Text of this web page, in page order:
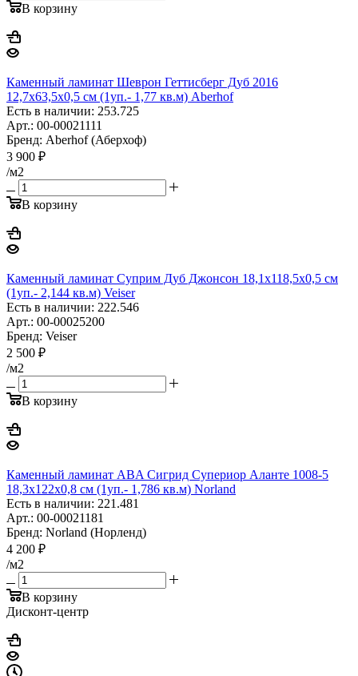
В корзину
Каменный ламинат Шеврон Геттисберг Дуб 2016
12,7x63,5x0,5 см (1уп.- 1,77 кв.м) Aberhof
Есть в наличии: 253.725
Арт.: 00-00021111
Бренд: Aberhof (Аберхоф)
3 900 ₽
/м2
В корзину
Каменный ламинат Суприм Дуб Джонсон 18,1x118,5x0,5 см
(1уп.- 2,144 кв.м) Veiser
Есть в наличии: 222.546
Арт.: 00-00025200
Бренд: Veiser
2 500 ₽
/м2
В корзину
Каменный ламинат ABA Сигрид Супериор Аланте 1008-5
18,3x122x0,8 см (1уп.- 1,786 кв.м) Norland
Есть в наличии: 221.481
Арт.: 00-00021181
Бренд: Norland (Норленд)
4 200 ₽
/м2
В корзину
Дисконт-центр